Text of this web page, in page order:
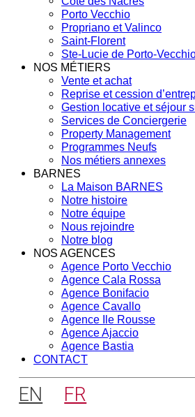
Porto Vecchio
Propriano et Valinco
Saint-Florent
Ste-Lucie de Porto-
NOS MÉTIERS
Vente et achat
Reprise et cession
Gestion locative et séjour
Services de Conciergerie
Property Management
Programmes Neufs
Nos métiers annexes
BARNES
La Maison BARNES
Notre histoire
Notre équipe
Nous rejoindre
Notre blog
NOS AGENCES
Agence Porto Vecchio
Agence Cala Rossa
Agence Bonifacio
Agence Cavallo
Agence Ile Rousse
Agence Ajaccio
Agence Bastia
CONTACT
EN FR